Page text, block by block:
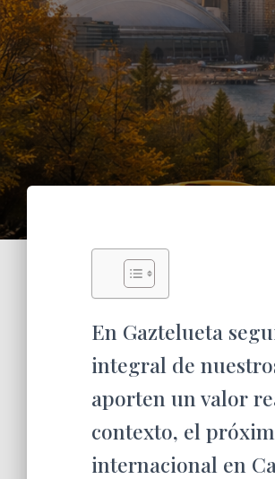
En Gaztelueta
integral de
aporten un valor
contexto, el
internacional en